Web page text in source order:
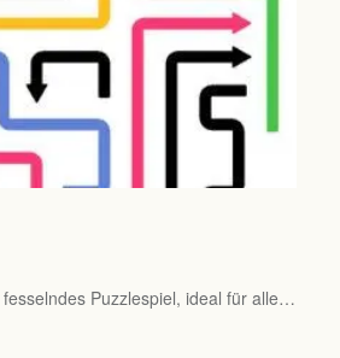
Puzzlespiel, ideal für alle…